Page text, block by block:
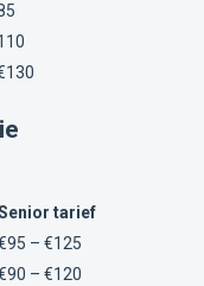
tarief
– €125
– €120